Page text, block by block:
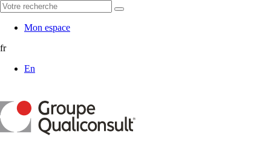
Mon espace
fr
En